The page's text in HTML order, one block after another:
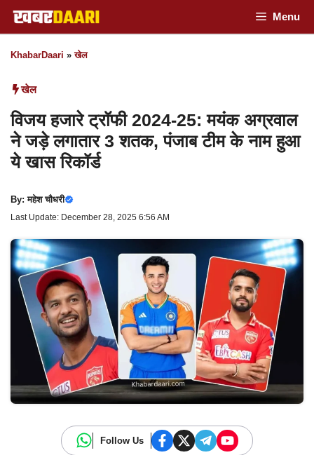
Skip
to
content
Menu
KhabarDaari »खेल
खेल
विजय हजारे ट्रॉफी 2024-25: मयंक अग्रवाल
ने जड़े लगातार 3 शतक, पंजाब टीम के नाम हुआ
ये खास रिकॉर्ड
By:महेश चौधरी
Last Update: December 28, 2025 6:56 AM
Follow Us